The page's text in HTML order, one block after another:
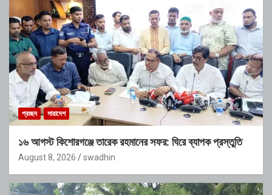
প্রচ্ছদ সারাদেশ
১৬ আগস্ট কিশোরগঞ্জে তারেক রহমানের সফর: ঘিরে ব্যাপক প্রস্তুতি
August 8, 2026 swadhin